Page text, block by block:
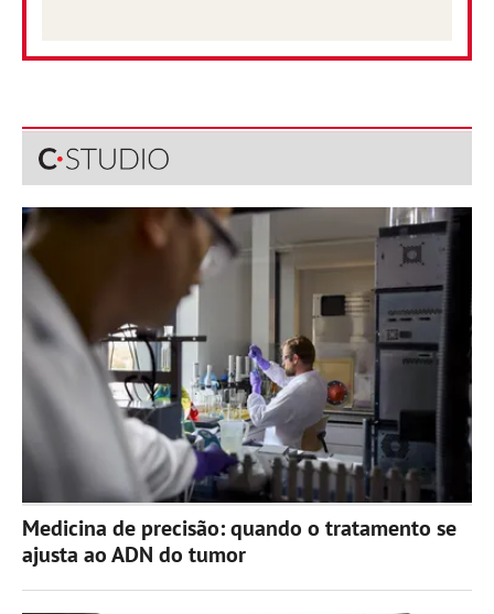
Medicina de precisão: quando o tratamento se
ajusta ao ADN do tumor